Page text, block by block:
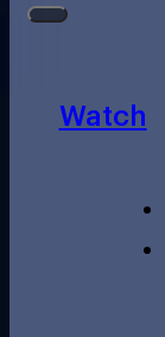
Watch